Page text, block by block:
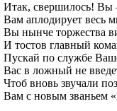
Итак, свершилось! Вы
Вам аплодирует весь
Вы нынче торжества
И тостов главный
Пускай по службе
Вас в ложный не
Чтоб вновь звучали
Вам с новым званьем